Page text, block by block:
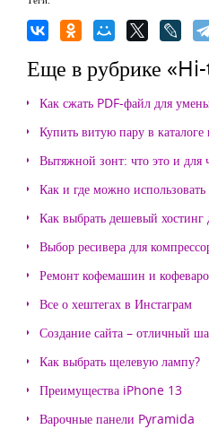
Еще в рубрике
Как сжать PDF-файл для
Купить витую пару в
Вытяжной зонт: что это и для
Как и где можно
Как выбрать дешевый хостинг
Выбор ресивера для
Ремонт кофемашин и
Все о хештегах в Инстаграм
Создание сайта – отличный
Как выбрать щелевую лампу?
Преимущества iPhone 13
Варочные панели Pyramida